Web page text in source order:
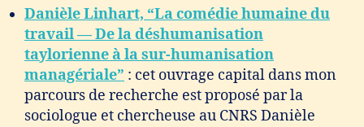
Danièle Linhart, “La comédie humaine du
travail — De la déshumanisation
taylorienne à la sur-humanisation
managériale” : cet ouvrage capital dans mon
parcours de recherche est proposé par la
sociologue et chercheuse au CNRS Danièle